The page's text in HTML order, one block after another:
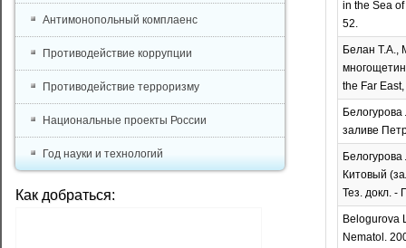
in the Sea
52.
Белан Т.А.,
the Far
заливе
Китовый
Тез. докл. -
Belogurova
Nematol.
Антимонопольный комплаенс
Противодействие коррупции
Противодействие терроризму
Национальные проекты России
Год науки и технологий
Как добраться: